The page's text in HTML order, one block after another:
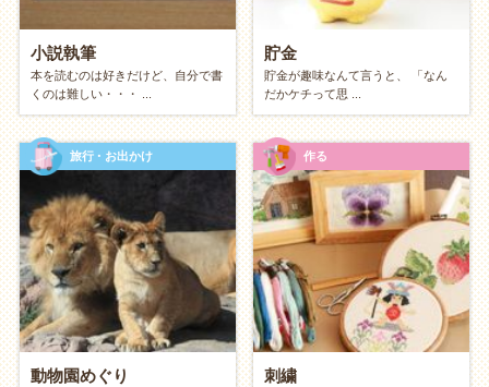
寺社仏閣巡り
ウィンドウショッピング・人間観察
公園でのピクニック・日向ぼっこ
体を使う？ 頭を使う？（フィジカル vs イ
ンテリジェンス）
【フィジカル】汗とスッキリ感
体を動かして、リフレッシュしたい方へ。
YouTubeを見ながら「宅トレ・ヨガ 」
ランニング・ ウォーキング
小説執筆
本を読むのは好きだけど、自分で書
くのは難しい・・・ ...
貯金
貯金が趣味なんて言うと、 「なん
だかケチって思 ...
旅行・お出かけ
動物園めぐり
作る
刺繍